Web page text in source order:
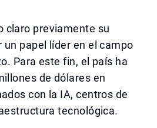
claro previamente su
papel líder en el campo
Para este fin, el país ha
de dólares en
con la IA, centros de
tecnológica.